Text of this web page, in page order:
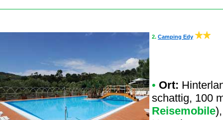
2. Camping Edy
• Ort:
schattig, 100
Reisemobile